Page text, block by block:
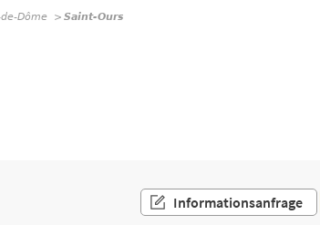
Dôme Saint-Ours
Informationsanfrage